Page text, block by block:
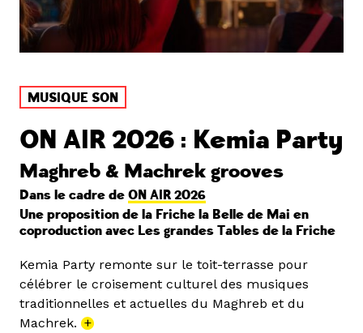
MUSIQUE SON
ON AIR 2026 : Kemia Party
Maghreb & Machrek grooves
Dans le cadre de ON AIR 2026
Une proposition de la Friche la Belle de Mai en
coproduction avec Les grandes Tables de la Friche
Kemia Party remonte sur le toit-terrasse pour
célébrer le croisement culturel des musiques
traditionnelles et actuelles du Maghreb et du
Machrek. +